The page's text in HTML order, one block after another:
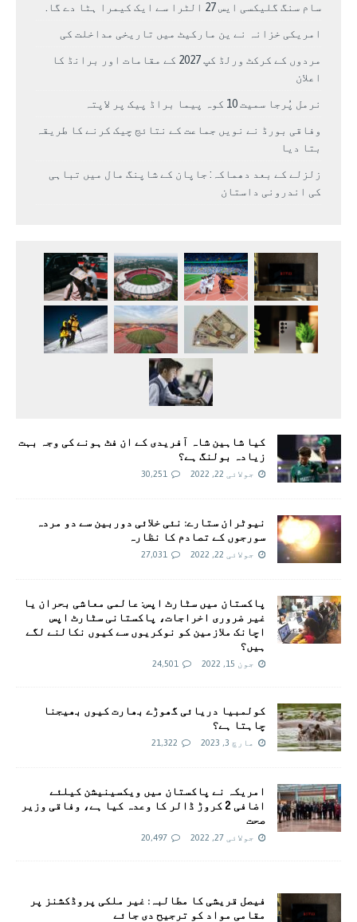
سام سنگ گلیکسی ایس 27 الٹرا سے ایک کیمرا ہٹا دے گا.
امریکی خزانہ نے ین مارکیٹ میں تاریخی مداخلت کی
مردوں کے کرکٹ ورلڈ کپ 2027 کے مقامات اور برانڈ کا
اعلان
نرمل پُرجا سمیت 10 کوہ پیما براڈ پیک پر لاپتہ
وفاقی بورڈ نے نویں جماعت کے نتائج چیک کرنے کا طریقہ
بتا دیا
زلزلے کے بعد دھماکہ: جاپان کے شاپنگ مال میں تباہی
کی اندرونی داستان
کیا شاہین شاہ آفریدی کے ان فٹ ہونے کی وجہ بہت
زیادہ بولنگ ہے؟
جولائی 22, 2022 30,251
نیوٹران ستارے: نئی خلائی دوربین سے دو مردہ
سورجوں کے تصادم کا نظارہ
جولائی 22, 2022 27,031
پاکستان میں سٹارٹ اپس: عالمی معاشی بحران یا
غیر ضروری اخراجات، پاکستانی سٹارٹ اپس
اچانک ملازمین کو نوکریوں سے کیوں نکالنے لگے
ہیں؟
جون 15, 2022 24,501
کولمبیا دریائی گھوڑے بھارت کیوں بھیجنا
چاہتا ہے؟
مارچ 3, 2023 21,322
امريکہ نے پاکستان میں ویکسینیشن کیلئے
اضافی 2 کروڑ ڈالر کا وعدہ کیا ہے، وفاقی وزیر
صحت
جولائی 27, 2022 20,497
فیصل قریشی کا مطالبہ: غیر ملکی پروڈکشنز پر
مقامی مواد کو ترجیح دی جائے